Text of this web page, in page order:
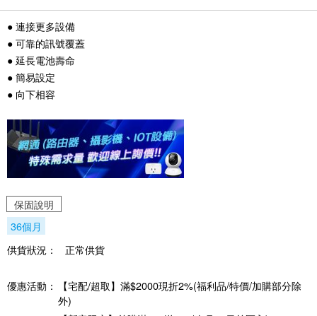
● 連接更多設備
● 可靠的訊號覆蓋
● 延長電池壽命
● 簡易設定
● 向下相容
保固說明
36個月
供貨狀況：
正常供貨
優惠活動：
【宅配/超取】滿$2000現折2%(福利品/特價/加購部分除
外)